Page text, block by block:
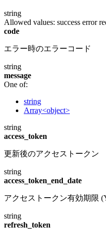
string
Allowed values: success error
code
エラー時のエラーコード
string
message
One of:
string
Array<object>
string
access_token
更新後のアクセストークン
string
access_token_end_date
アクセストークン有効期限
string
refresh_token